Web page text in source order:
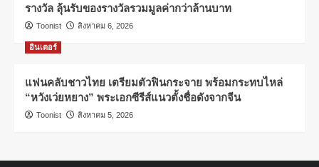
รางวัล ลุ้นรับของรางวัลรวมมูลค่ากว่าล้านบาท
Toonist สิงหาคม 6, 2026
อินเตอร์
แฟนคลับชาวไทย เตรียมตัวฟินกระจาย พร้อมกระทบไหล่
“หวังเว่ยหยาง” พระเอกซีรีส์แนวตั้งชื่อดังจากจีน
Toonist สิงหาคม 5, 2026